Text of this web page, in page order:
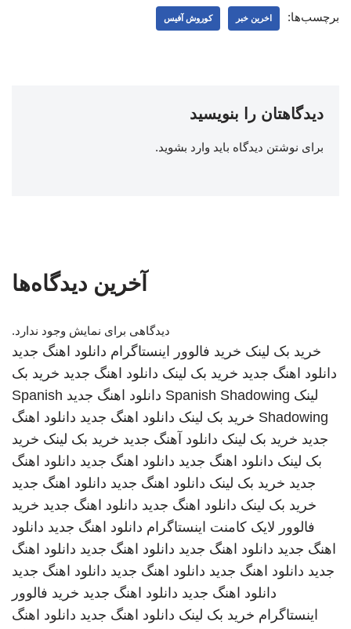
برچسب‌ها: اخرین خبر کوروش آفیس
دیدگاهتان را بنویسید
برای نوشتن دیدگاه باید وارد بشوید.
آخرین دیدگاه‌ها
دیدگاهی برای نمایش وجود ندارد.
خرید بک لینک خرید فالوور اینستاگرام دانلود اهنگ جدید
دانلود اهنگ جدید خرید بک لینک دانلود اهنگ جدید خرید بک
لینک Spanish Shadowing دانلود اهنگ جدید Spanish
Shadowing خرید بک لینک دانلود اهنگ جدید دانلود اهنگ
جدید خرید بک لینک دانلود آهنگ جدید خرید بک لینک خرید
بک لینک دانلود اهنگ جدید دانلود اهنگ جدید دانلود اهنگ
جدید خرید بک لینک دانلود اهنگ جدید دانلود اهنگ جدید
خرید بک لینک دانلود اهنگ جدید دانلود اهنگ جدید خرید
فالوور لایک کامنت اینستاگرام دانلود اهنگ جدید دانلود
اهنگ جدید دانلود اهنگ جدید دانلود اهنگ جدید دانلود اهنگ
جدید دانلود اهنگ جدید دانلود اهنگ جدید دانلود اهنگ جدید
دانلود اهنگ جدید دانلود اهنگ جدید خرید فالوور
اینستاگرام خرید بک لینک دانلود اهنگ جدید دانلود اهنگ